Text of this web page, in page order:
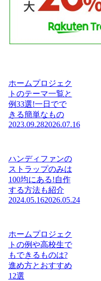
ホームプロジェク
トのテーマ一覧と
例33選!一日でで
きる簡単なもの
2023.09.282026.07.16
ハンディファンの
ストラップのみは
100均にある!自作
する方法も紹介
2024.05.162026.05.24
ホームプロジェク
トの例や高校生で
もできるものは?
進め方とおすすめ
12選